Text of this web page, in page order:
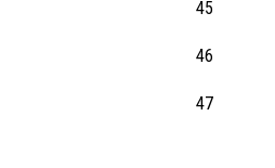
45
46
47